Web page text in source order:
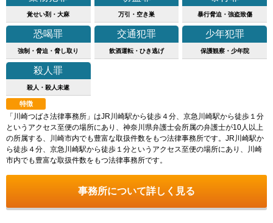
覚せい剤・大麻 万引・空き巣 暴行脅迫・強盗致傷
恐喝罪
強制・脅迫・脅し取り
交通犯罪
飲酒運転・ひき逃げ
少年犯罪
保護観察・少年院
殺人罪
殺人・殺人未遂
特徴
「川崎つばさ法律事務所」はJR川崎駅から徒歩４分、京急川崎駅から徒歩１分
というアクセス至便の場所にあり、神奈川県弁護士会所属の弁護士が10人以上
の所属する、川崎市内でも豊富な取扱件数をもつ法律事務所です。JR川崎駅か
ら徒歩４分、京急川崎駅から徒歩１分というアクセス至便の場所にあり、川崎
市内でも豊富な取扱件数をもつ法律事務所です。
事務所について詳しく見る